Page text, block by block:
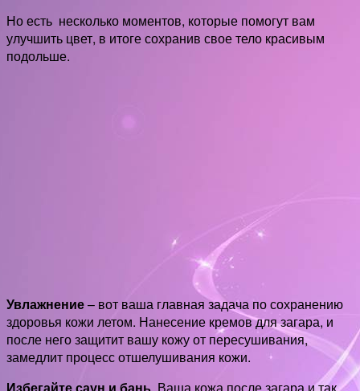
Но есть несколько моментов, которые помогут вам
улучшить цвет, в итоге сохранив свое тело красивым
подольше.
Увлажнение– вот ваша главная задача по сохранению
здоровья кожи летом. Нанесение кремов для загара, и
после него защитит вашу кожу от пересушивания,
замедлит процесс отшелушивания кожи.
Избегайте саун и бань. Ваша кожа после загара и так